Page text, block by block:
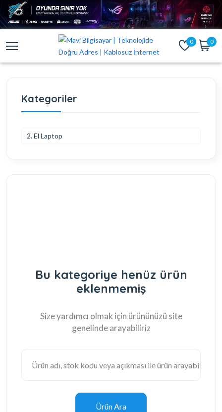
0 0
Kategoriler
2. El Laptop
Bu kategoriye henüz ürün
eklenmemiş
Size yardımcı olmak için ürününüzü site
genelinde arayabiliriz
Ürün Ara